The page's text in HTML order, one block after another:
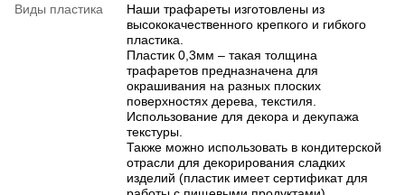
Виды пластика
Наши трафареты изготовлены из
высококачественного крепкого и гибкого
пластика.
Пластик 0,3мм – такая толщина
трафаретов предназначена для
окрашивания на разных плоских
поверхностях дерева, текстиля.
Использование для декора и декупажа
текстуры.
Также можно использовать в кондитерской
отрасли для декорирования сладких
изделий (пластик имеет сертификат для